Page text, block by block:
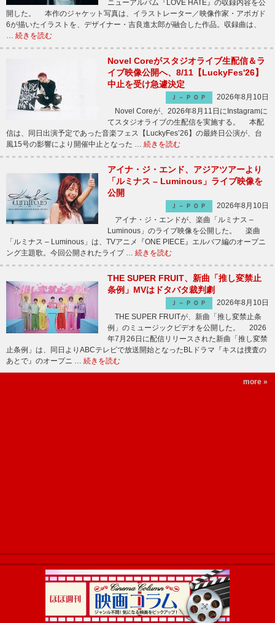
ニューアルバム『LOVE HATE』の収録内容を公
開した。 本作のジャケット写真は、イラストレーター／映像作家・アボガド
6が描いたイラストを、デザイナー・吉良進太郎が融合した作品。収録曲は、
… 続きを読む
Novel Coreがスタジオライブ生配信＆ラ
イブ映像公開へ、8/11【LuckyFes'26】
中止を受け急遽決定
Ｊ－ＰＯＰ
2026年8月10日
Novel Coreが、2026年8月11日にInstagramに
てスタジオライブの生配信を実施する。 本配
信は、同日出演予定であった音楽フェス【LuckyFes’26】の最終日公演が、台
風15号の影響により開催中止となった … 続きを読む
アイナ・ジ・エンド、アジアツアーより
「ルミナス – Luminous」ライブ映像を
公開
Ｊ－ＰＯＰ
2026年8月10日
アイナ・ジ・エンドが、楽曲「ルミナス –
Luminous」のライブ映像を公開した。 楽曲
「ルミナス – Luminous」は、TVアニメ『ONE PIECE』エルバフ編のオープニ
ング主題歌。今回公開されたライブ … 続きを読む
THE SUPER FRUIT、新曲「推し変禁止
条例」MVはドタバタ裁判劇
Ｊ－ＰＯＰ
2026年8月10日
THE SUPER FRUITが、新曲「推し変禁止条
例」のミュージックビデオを公開した。 2026
年7月26日に配信リリースされた新曲「推し変禁
止条例」は、同日よりABCテレビで放送開始となったBLドラマ『キスは捜査の
あとで』のオープニ … 続きを読む
more »